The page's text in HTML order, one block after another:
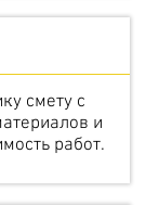
смету с
и
работ.